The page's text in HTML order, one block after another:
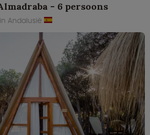
- 6 persoons
Andalusië